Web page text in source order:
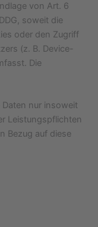
von Art. 6
soweit die
oder den Zugriff
(z. B. Device-
Die
nur insoweit
Leistungspflichten
Bezug auf diese